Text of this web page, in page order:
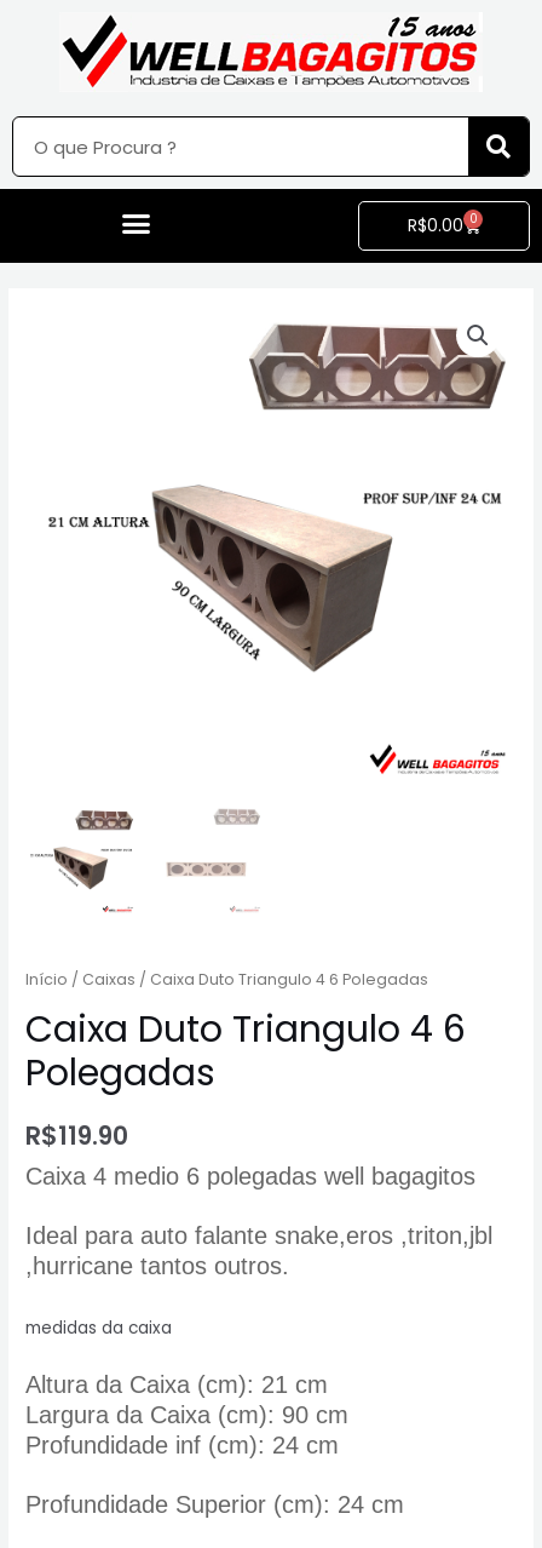
R$0.00 0
Início / Caixas / Caixa Duto Triangulo 4 6 Polegadas
Caixa Duto Triangulo 4 6
Polegadas
R$119.90
Caixa 4 medio 6 polegadas well bagagitos
Ideal para auto falante snake,eros ,triton,jbl
,hurricane tantos outros.
medidas da caixa
Altura da Caixa (cm): 21 cm
Largura da Caixa (cm): 90 cm
Profundidade inf (cm): 24 cm
Profundidade Superior (cm): 24 cm